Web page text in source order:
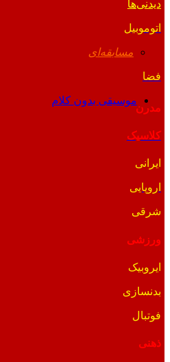
دیدنی‌ها
اتوموبیل
مسابقه‌ای
فضا
موسیقی بدون کلام
مدرن
کلاسیک
ایرانی
اروپایی
شرقی
ورزشی
ایروبیک
بدنسازی
فوتبال
ذهنی